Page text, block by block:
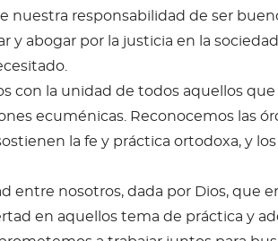
nuestra responsabilidad de ser
y abogar por la justicia en la
con la unidad de todos aquellos
ecuménicas. Reconocemos las
la fe y práctica ortodoxa, y
entre nosotros, dada por Dios, que
en aquellos tema de práctica y